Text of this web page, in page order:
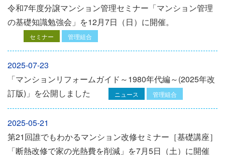
令和7年度分譲マンション管理セミナー「マンション管理
の基礎知識勉強会」を12⽉7⽇（⽇）に開催。
セミナー 管理組合
2025-07-23
「マンションリフォームガイド～1980年代編～(2025年改
訂版)」を公開しました
ニュース 管理組合
2025-05-21
第21回誰でもわかるマンション改修セミナー［基礎講座］
「断熱改修で家の光熱費を削減」を7月5日（土）に開催